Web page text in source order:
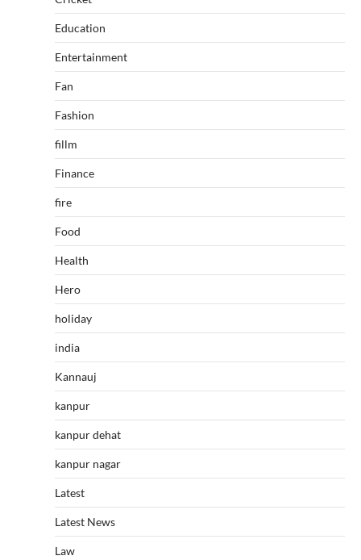
Education
Entertainment
Fan
Fashion
fillm
Finance
fire
Food
Health
Hero
holiday
india
Kannauj
kanpur
kanpur dehat
kanpur nagar
Latest
Latest News
Law